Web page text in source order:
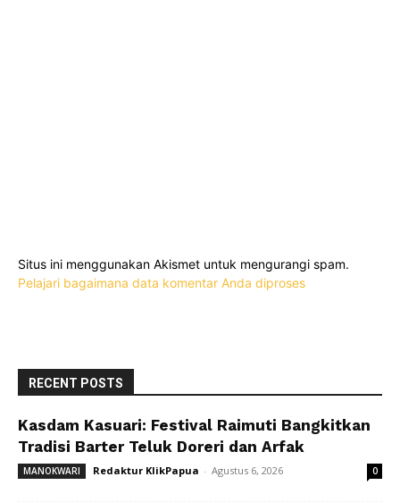
Situs ini menggunakan Akismet untuk mengurangi spam.
Pelajari bagaimana data komentar Anda diproses
RECENT POSTS
Kasdam Kasuari: Festival Raimuti Bangkitkan
Tradisi Barter Teluk Doreri dan Arfak
MANOKWARI Redaktur KlikPapua - Agustus 6, 2026 0